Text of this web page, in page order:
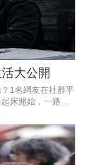
大公開
1名網友在社群平
床開始，一路忙